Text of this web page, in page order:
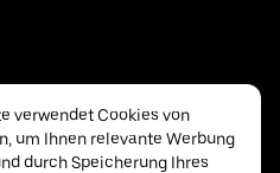
verwendet Cookies von
um Ihnen relevante Werbung
durch Speicherung Ihres